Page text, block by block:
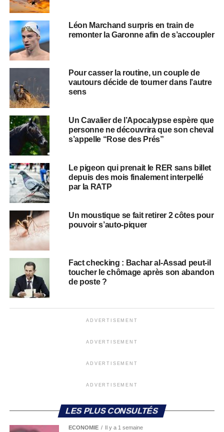
Léon Marchand surpris en train de
remonter la Garonne afin de s’accoupler
Pour casser la routine, un couple de
vautours décide de tourner dans l’autre
sens
Un Cavalier de l’Apocalypse espère que
personne ne découvrira que son cheval
s’appelle “Rose des Prés”
Le pigeon qui prenait le RER sans billet
depuis des mois finalement interpellé
par la RATP
Un moustique se fait retirer 2 côtes pour
pouvoir s’auto-piquer
Fact checking : Bachar al-Assad peut-il
toucher le chômage après son abandon
de poste ?
ADVERTISEMENT
ADVERTISEMENT
ADVERTISEMENT
ADVERTISEMENT
LES PLUS CONSULTÉS
ECONOMIE Il y a 1 semaine